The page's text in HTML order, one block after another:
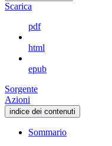
Scarica
pdf
html
epub
Sorgente
Azioni
indice dei contenuti
Sommario